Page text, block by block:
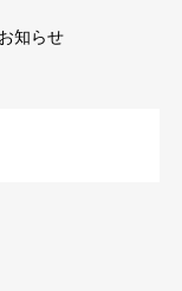
知らせ